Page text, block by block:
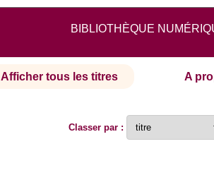
BIBLIOTHÈQUE
Afficher tous les titres A
Classer par :